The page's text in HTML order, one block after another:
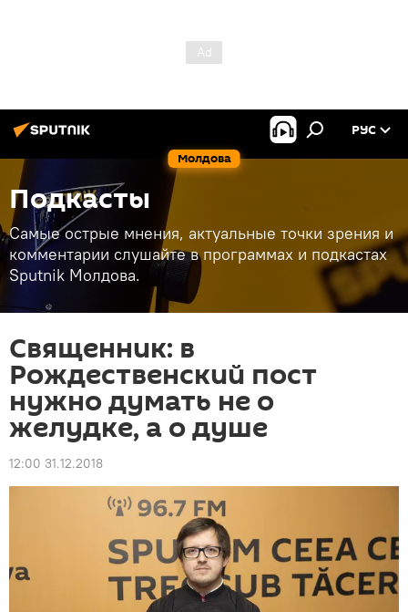
Молдова
РУС
Подкасты
Самые острые мнения, актуальные точки зрения и
комментарии слушайте в программах и подкастах
Sputnik Молдова.
Священник: в
Рождественский пост
нужно думать не о
желудке, а о душе
12:00 31.12.2018